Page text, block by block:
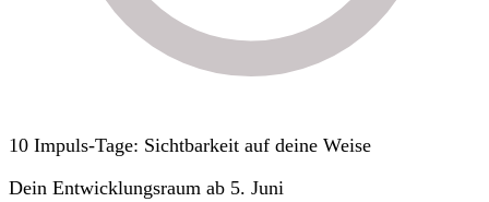
10 Impuls-Tage: Sichtbarkeit auf deine Weise
Dein Entwicklungsraum ab 5. Juni